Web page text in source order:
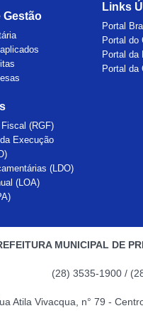
Gestão
(RGF)
Execução
(LDO)
(LOA)
Links
Portal
Portal do
Portal da
Portal da
MUNICIPAL DE
(28) 3535-1900 /
Atila Vivacqua, n° 79 -